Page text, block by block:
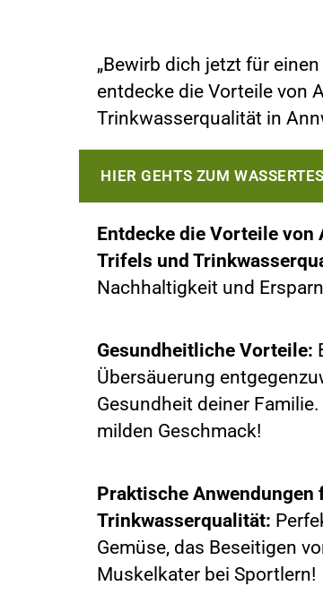
„Bewirb dich jetzt für
entdecke die Vorteile von
Trinkwasserqualität in
HIER GEHTS ZUM
Entdecke die Vorteile von
Trifels und
Nachhaltigkeit und
Gesundheitliche Vorteile:
Übersäuerung
Gesundheit deiner
milden Geschmack!
Praktische Anwendungen
Trinkwasserqualität:
Gemüse, das Beseitigen
Muskelkater bei Sportlern!